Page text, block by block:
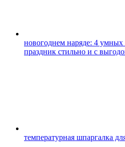
новогоднем наряде: 4 умных
праздник стильно и с
температурная шпаргалка